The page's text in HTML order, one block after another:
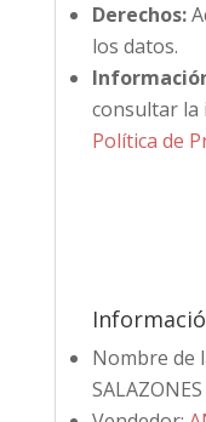
Derechos:
los datos.
consultar la
Política de
Nombre de
SALAZONES